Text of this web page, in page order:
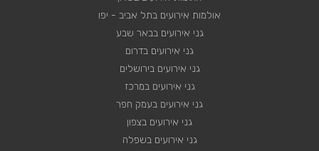
אולמות אירועים בתל אביב - יפו
גני אירועים בבאר שבע
גני אירועים בדרום
גני אירועים בירושלים
גני אירועים במרכז
גני אירועים בעמק חפר
גני אירועים בצפון
גני אירועים בשפלה